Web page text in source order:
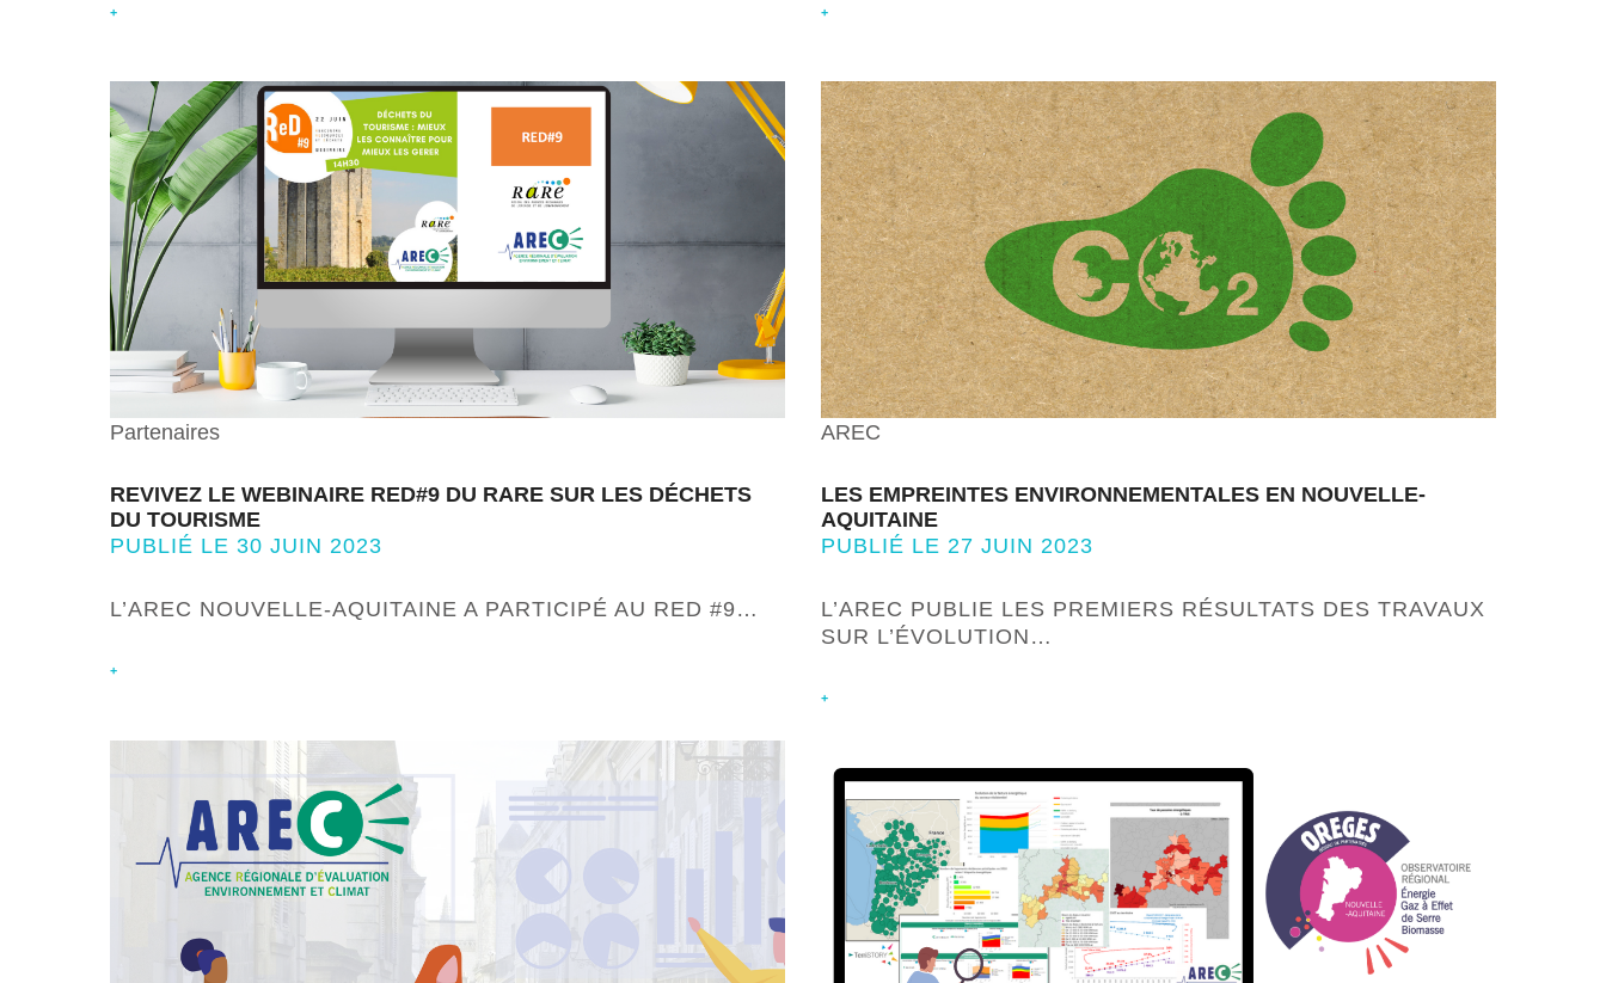
+ +
Partenaires
REVIVEZ LE WEBINAIRE RED#9 DU RARE SUR LES DÉCHETS
DU TOURISME
PUBLIÉ LE 30 JUIN 2023
L’AREC NOUVELLE-AQUITAINE A PARTICIPÉ AU RED #9…
+
AREC
LES EMPREINTES ENVIRONNEMENTALES EN NOUVELLE-
AQUITAINE
PUBLIÉ LE 27 JUIN 2023
L’AREC PUBLIE LES PREMIERS RÉSULTATS DES TRAVAUX
SUR L’ÉVOLUTION…
+